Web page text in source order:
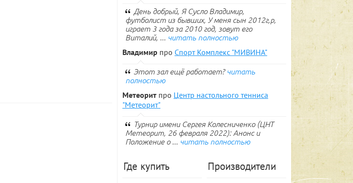
День добрый, Я Сусло Владимир,
футболист из бывших, У меня сын 2012г,р,
играет 3 года за 2010 год, зовут его
Виталий, ... читать полностью
Владимир про Спорт Комплекс "МИВИНА"
Этот зал ещё работает? читать
полностью
Метеорит про Центр настольного тенниса
"Метеорит"
Турнир имени Сергея Колесниченко (ЦНТ
Метеорит, 26 февраля 2022): Анонс и
Положение о ... читать полностью
Где купить Производители